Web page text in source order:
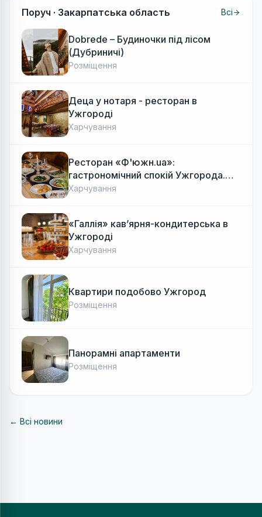
Поруч · Закарпатська область Всі
Dobrede – Будиночки під лісом
(Дубриничі)
Розміщення
Деца у нотаря - ресторан в
Ужгороді
Харчування
Ресторан «Ф'южн.ua»:
гастрономічний спокій Ужгорода.
Авторська локальна кухня, затишок
Харчування
«Галлія» кав’ярня-кондитерська в
Ужгороді
Харчування
Квартири подобово Ужгород
Розміщення
Панорамні апартаменти
Розміщення
← Всі новини